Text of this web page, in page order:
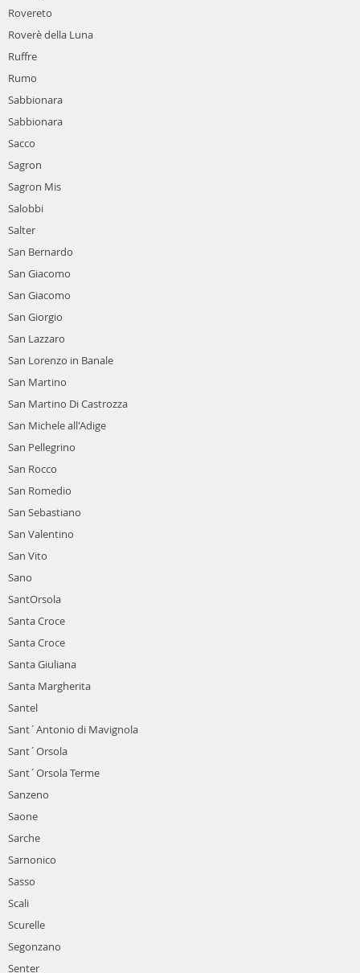
Rovereto
Roverè della Luna
Ruffre
Rumo
Sabbionara
Sabbionara
Sacco
Sagron
Sagron Mis
Salobbi
Salter
San Bernardo
San Giacomo
San Giacomo
San Giorgio
San Lazzaro
San Lorenzo in Banale
San Martino
San Martino Di Castrozza
San Michele all'Adige
San Pellegrino
San Rocco
San Romedio
San Sebastiano
San Valentino
San Vito
Sano
SantOrsola
Santa Croce
Santa Croce
Santa Giuliana
Santa Margherita
Santel
Sant´Antonio di Mavignola
Sant´Orsola
Sant´Orsola Terme
Sanzeno
Saone
Sarche
Sarnonico
Sasso
Scali
Scurelle
Segonzano
Senter